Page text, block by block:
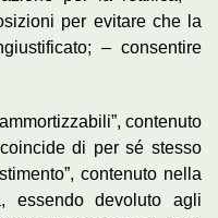
per evitare che la
– consentire
contenuto
di per sé stesso
contenuto nella
essendo devoluto agli